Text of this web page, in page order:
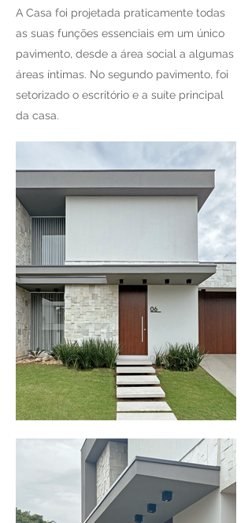
A Casa foi projetada praticamente todas
as suas funções essenciais em um único
pavimento, desde a área social a algumas
áreas íntimas. No segundo pavimento, foi
setorizado o escritório e a suíte principal
da casa.